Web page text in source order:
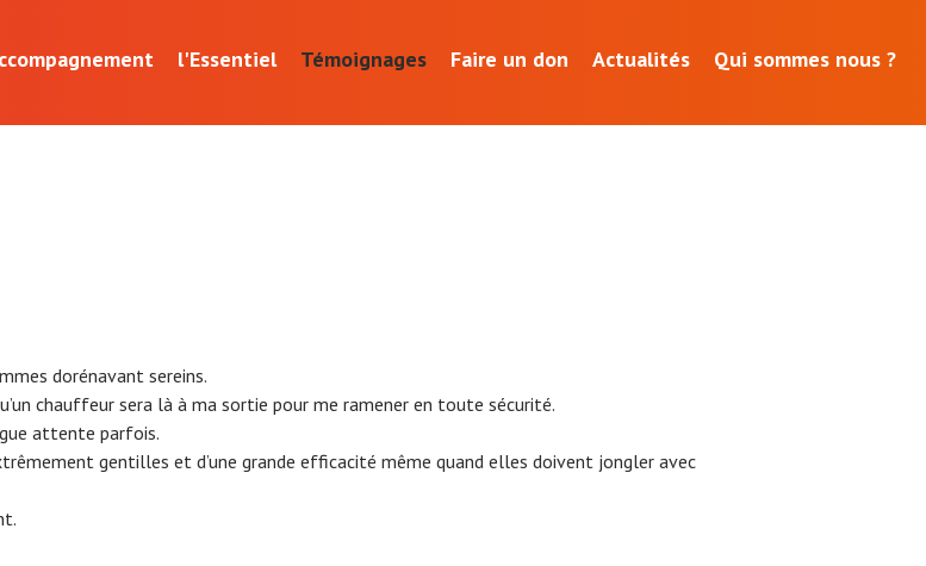
l'Essentiel Témoignages Faire un don Actualités Qui sommes nous ?
dorénavant sereins.
chauffeur sera là à ma sortie pour me ramener en toute sécurité.
attente parfois.
gentilles et d’une grande efficacité même quand elles doivent jongler avec